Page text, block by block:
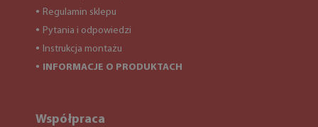
● Regulamin sklepu
● Pytania i odpowiedzi
● Instrukcja montażu
● INFORMACJE O PRODUKTACH
Współpraca